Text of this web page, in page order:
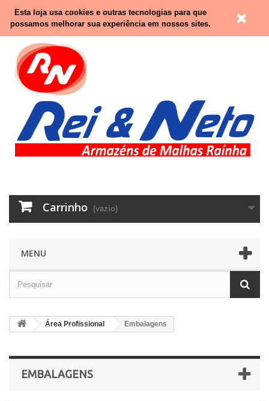
Contacte-nos
Carrinho (vazio)
MENU
Área Profissional Embalagens
EMBALAGENS
Esta loja usa cookies e outras tecnologias para que
possamos melhorar sua experiência em nossos sites.